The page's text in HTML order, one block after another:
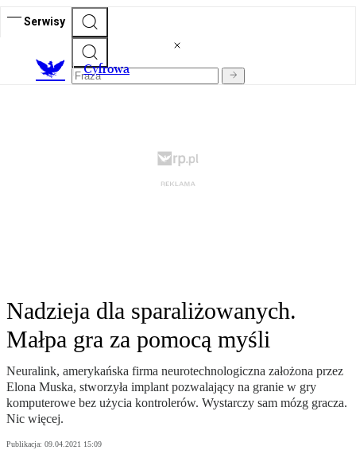
Serwisy
Cyfrowa
Nadzieja dla sparaliżowanych.
Małpa gra za pomocą myśli
Neuralink, amerykańska firma neurotechnologiczna założona przez
Elona Muska, stworzyła implant pozwalający na granie w gry
komputerowe bez użycia kontrolerów. Wystarczy sam mózg gracza.
Nic więcej.
Publikacja: 09.04.2021 15:09